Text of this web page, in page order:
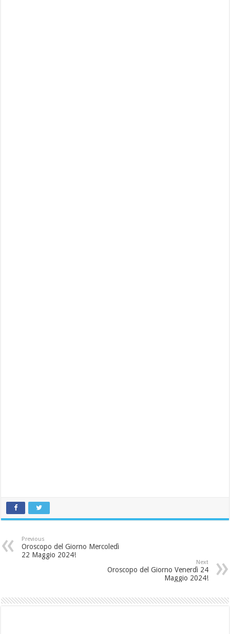
Previous
Oroscopo del Giorno Mercoledì
22 Maggio 2024!
Next
Oroscopo del Giorno Venerdì 24
Maggio 2024!